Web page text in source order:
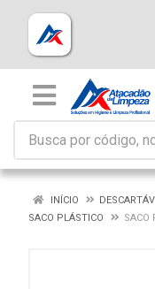
INÍCIO
SACO PLÁSTICO
SACO